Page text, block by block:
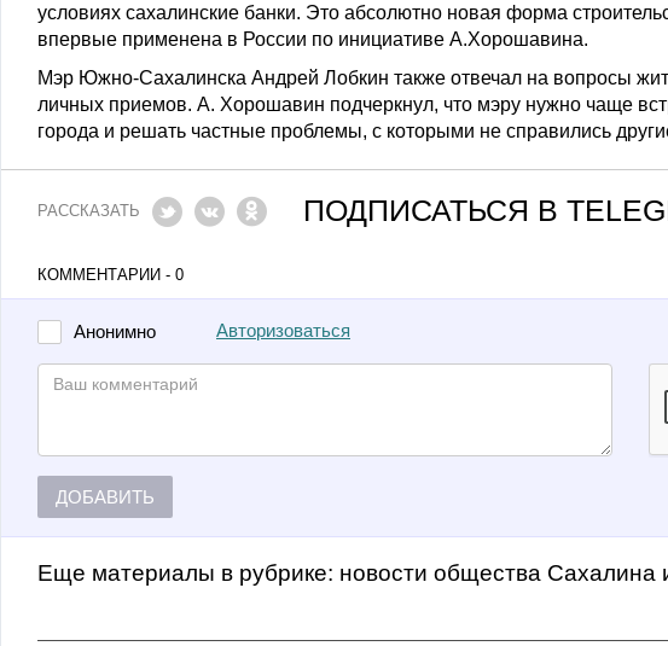
условиях сахалинские банки. Это абсолютно новая форма
впервые применена в России по инициативе А.Хорошавина.
Мэр Южно-Сахалинска Андрей Лобкин также отвечал на вопросы
личных приемов. А. Хорошавин подчеркнул, что мэру нужно чаще
города и решать частные проблемы, с которыми не справились
РАССКАЗАТЬ ПОДПИСАТЬСЯ В
КОММЕНТАРИИ - 0
Анонимно Авторизоваться
ДОБАВИТЬ
Еще материалы в рубрике: Новости общества Сахалина